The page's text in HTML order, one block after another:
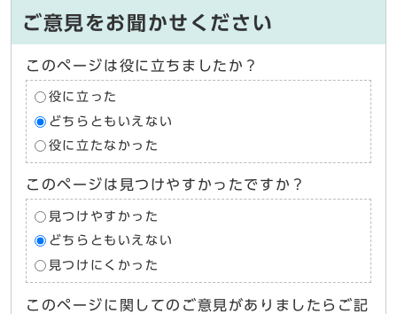
ご意見をお聞かせください
このページは役に立ちましたか？
役に立った
どちらともいえない
役に立たなかった
このページは見つけやすかったですか？
見つけやすかった
どちらともいえない
見つけにくかった
このページに関してのご意見がありましたらご記